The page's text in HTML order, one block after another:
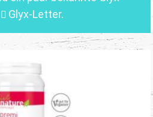
Glyx-Letter.